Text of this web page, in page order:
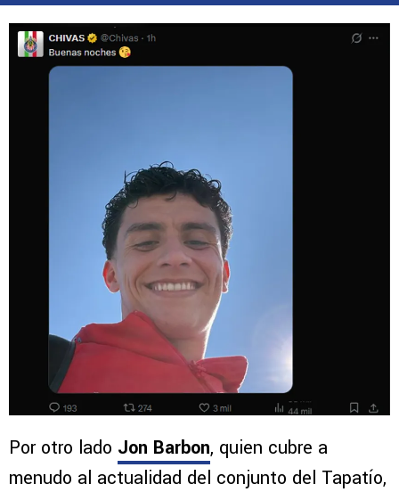
Por otro lado Jon Barbon, quien cubre a
menudo al actualidad del conjunto del Tapatío,